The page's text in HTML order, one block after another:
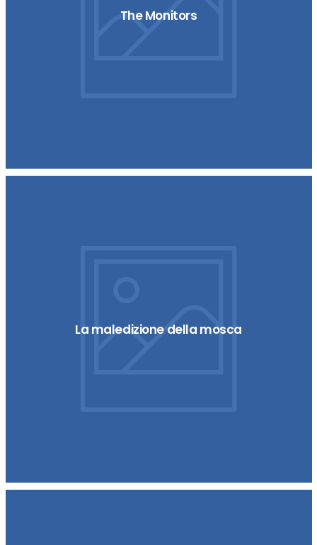
The Monitors
La maledizione della mosca